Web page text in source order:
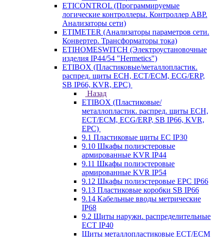
ETICONTROL (Программируемые
логические контроллеры. Контроллер АВР.
Анализаторы сети)
ETIMETER (Анализаторы параметров сети.
Конвертер. Трансформаторы тока)
ETIHOMESWITCH (Электроустановочные
изделия IP44/54 "Hermetics")
ETIBOX (Пластиковые/металлопластик.
распред. щиты ECH, ECT/ECM, ECG/ERP,
SB IP66, KVR, EPC)
Назад
ETIBOX (Пластиковые/
металлопластик. распред. щиты ECH,
ECT/ECM, ECG/ERP, SB IP66, KVR,
EPC)
9.1 Пластиковые щиты EC IP30
9.10 Шкафы полиэстеровые
армированные KVR IP44
9.11 Шкафы полиэстеровые
армированные KVR IP54
9.12 Шкафы полиэстеровые EPC IP66
9.13 Пластиковые коробки SB IP66
9.14 Кабельные вводы метрические
IP68
9.2 Щиты наружн. распределительные
ECT IP40
Щиты металлопластиковые ECT/ECM